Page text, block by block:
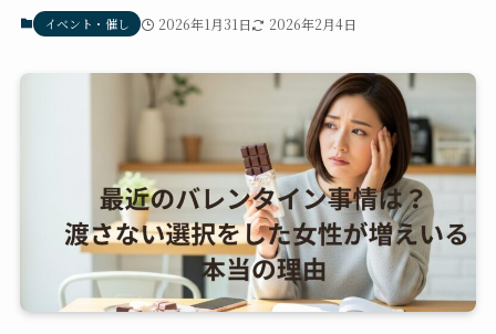
イベント・催し 2026年1月31日 2026年2月4日